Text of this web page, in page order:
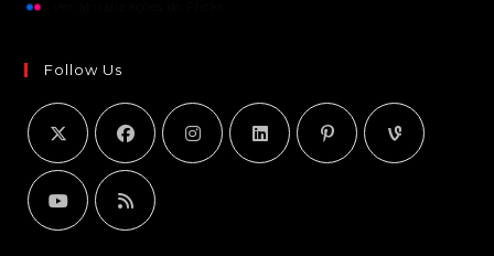
Follow Us